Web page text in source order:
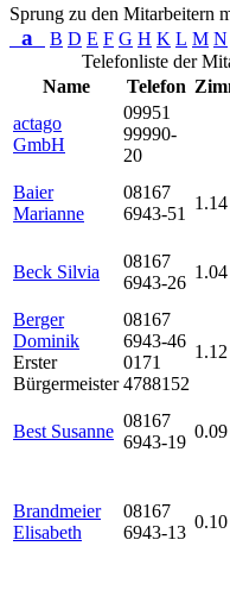
Sprung zu den Mitarbeitern
a B D E F G H K L M N
Telefonliste der
Name
Telefon
actago
GmbH
09951
99990-
20
Baier
Marianne
08167
6943-51
1.14
Beck Silvia
08167
6943-26
1.04
Berger
Dominik
Erster
Bürgermeister
08167
6943-46
0171
4788152
1.12
Best Susanne
08167
6943-19
0.09
Brandmeier
Elisabeth
08167
6943-13
0.10